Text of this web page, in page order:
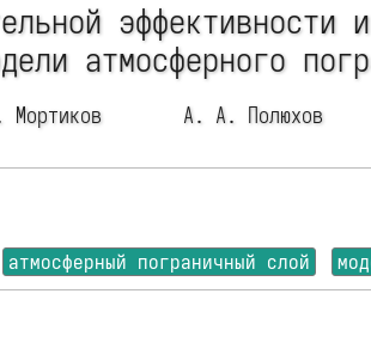
атмосферного
А. А. Полюхов
атмосферный пограничный слой